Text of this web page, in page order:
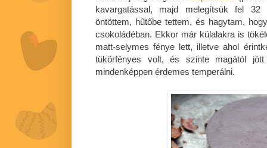
kavargatással, majd melegítsük fel
öntöttem, hűtőbe tettem, és hagytam,
csokoládéban. Ekkor már külalakra is
matt-selymes fénye lett, illetve ahol
tükörfényes volt, és szinte magától
mindenképpen érdemes temperálni.